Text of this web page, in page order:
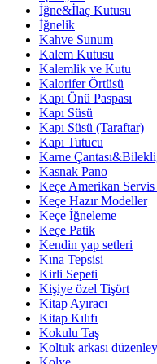
İğne&İlaç Kutusu
İğnelik
Kahve Sunum
Kalem Kutusu
Kalemlik ve Kutu
Kalorifer Örtüsü
Kapı Önü Paspası
Kapı Süsü
Kapı Süsü (Taraftar)
Kapı Tutucu
Karne
Kasnak Pano
Keçe Amerikan Servis
Keçe Hazır Modeller
Keçe İğneleme
Keçe Patik
Kendin yap setleri
Kına Tepsisi
Kirli Sepeti
Kişiye özel Tişört
Kitap Ayıracı
Kitap Kılıfı
Kokulu Taş
Koltuk arkası